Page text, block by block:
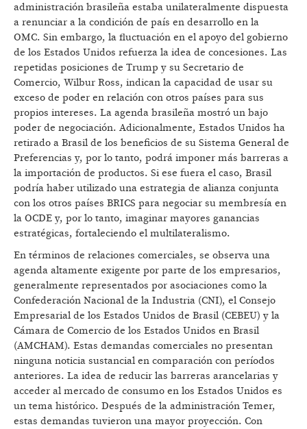
administración brasileña estaba unilateralmente dispuesta
a renunciar a la condición de país en desarrollo en la
OMC. Sin embargo, la fluctuación en el apoyo del gobierno
de los Estados Unidos refuerza la idea de concesiones. Las
repetidas posiciones de Trump y su Secretario de
Comercio, Wilbur Ross, indican la capacidad de usar su
exceso de poder en relación con otros países para sus
propios intereses. La agenda brasileña mostró un bajo
poder de negociación. Adicionalmente, Estados Unidos ha
retirado a Brasil de los beneficios de su Sistema General de
Preferencias y, por lo tanto, podrá imponer más barreras a
la importación de productos. Si ese fuera el caso, Brasil
podría haber utilizado una estrategia de alianza conjunta
con los otros países BRICS para negociar su membresía en
la OCDE y, por lo tanto, imaginar mayores ganancias
estratégicas, fortaleciendo el multilateralismo.
En términos de relaciones comerciales, se observa una
agenda altamente exigente por parte de los empresarios,
generalmente representados por asociaciones como la
Confederación Nacional de la Industria (CNI), el Consejo
Empresarial de los Estados Unidos de Brasil (CEBEU) y la
Cámara de Comercio de los Estados Unidos en Brasil
(AMCHAM). Estas demandas comerciales no presentan
ninguna noticia sustancial en comparación con períodos
anteriores. La idea de reducir las barreras arancelarias y
acceder al mercado de consumo en los Estados Unidos es
un tema histórico. Después de la administración Temer,
estas demandas tuvieron una mayor proyección. Con